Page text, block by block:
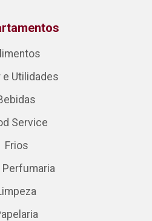
e Utilidades
Service
Frios
Perfumaria